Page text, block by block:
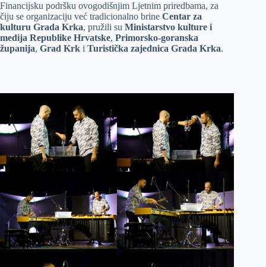
Financijsku podršku ovogodišnjim Ljetnim priredbama, za
čiju se organizaciju već tradicionalno brine Centar za
kulturu Grada Krka, pružili su Ministarstvo kulture i
medija Republike Hrvatske, Primorsko-goranska
županija, Grad Krk i Turistička zajednica Grada Krka.